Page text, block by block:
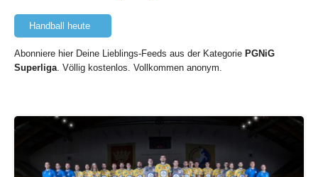
Handball heute
Abonniere hier Deine Lieblings-Feeds aus der Kategorie PGNiG
Superliga . Völlig kostenlos. Vollkommen anonym.